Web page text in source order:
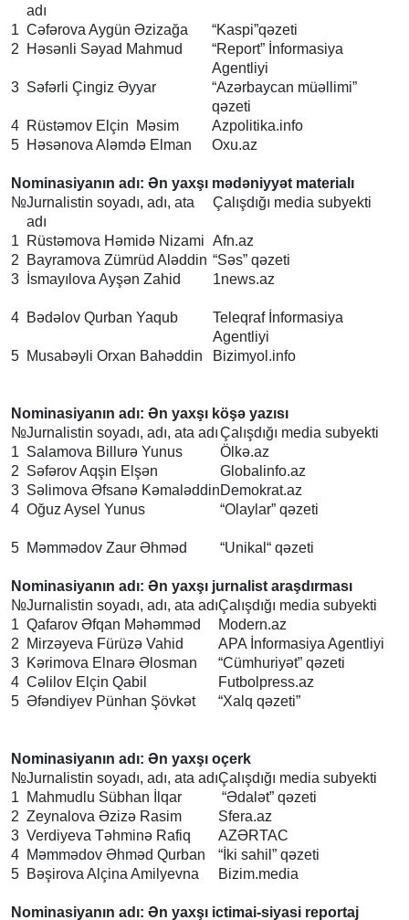
adı
1 Cəfərova Aygün Əzizağa
“Kaspi”qəzeti
2
Həsənli Səyad Mahmud
“Report” İnformasiya
Agentliyi
3 Səfərli Çingiz Əyyar
“Azərbaycan müəllimi”
qəzeti
4 Rüstəmov Elçin Məsim
Azpolitika.info
5 Həsənova Aləmdə Elman Oxu.az
Nominasiyanın adı: Ən yaxşı mədəniyyət materialı
№Jurnalistin soyadı, adı, ata
adı
Çalışdığı media subyekti
1 Rüstəmova Həmidə Nizami Afn.az
2
Bayramova Zümrüd Aləddin “Səs” qəzeti
3
İsmayılova Ayşən Zahid 1news.az
4 Bədəlov Qurban Yaqub
Teleqraf İnformasiya
Agentliyi
5 Musabəyli Orxan Bahəddin Bizimyol.info
Nominasiyanın adı: Ən yaxşı köşə yazısı
№Jurnalistin soyadı, adı, ata adıÇalışdığı media subyekti
1 Salamova Billurə Yunus
Ölkə.az
2 Səfərov Aqşin Elşən
Globalinfo.az
3 Səlimova Əfsanə KəmaləddinDemokrat.az
4 Oğuz Aysel Yunus “Olaylar” qəzeti
5 Məmmədov Zaur Əhməd “Unikal“ qəzeti
Nominasiyanın adı: Ən yaxşı jurnalist araşdırması
№Jurnalistin soyadı, adı, ata adıÇalışdığı media subyekti
1 Qafarov Əfqan Məhəmməd
Modern.az
2
Mirzəyeva Fürüzə Vahid
APA İnformasiya Agentliyi
3 Kərimova Elnarə Əlosman
“Cümhuriyət” qəzeti
4 Cəlilov Elçin Qabil
Futbolpress.az
5 Əfəndiyev Pünhan Şövkət “Xalq qəzeti”
Nominasiyanın adı: Ən yaxşı oçerk
№Jurnalistin soyadı, adı, ata adıÇalışdığı media subyekti
1
Mahmudlu Sübhan İlqar
“Ədalət” qəzeti
2 Zeynalova Əzizə Rasim
Sfera.az
3 Verdiyeva Təhminə Rafiq
AZƏRTAC
4 Məmmədov Əhməd Qurban
“İki sahil” qəzeti
5 Bəşirova Alçina Amilyevna Bizim.media
Nominasiyanın adı: Ən yaxşı ictimai-siyasi reportaj